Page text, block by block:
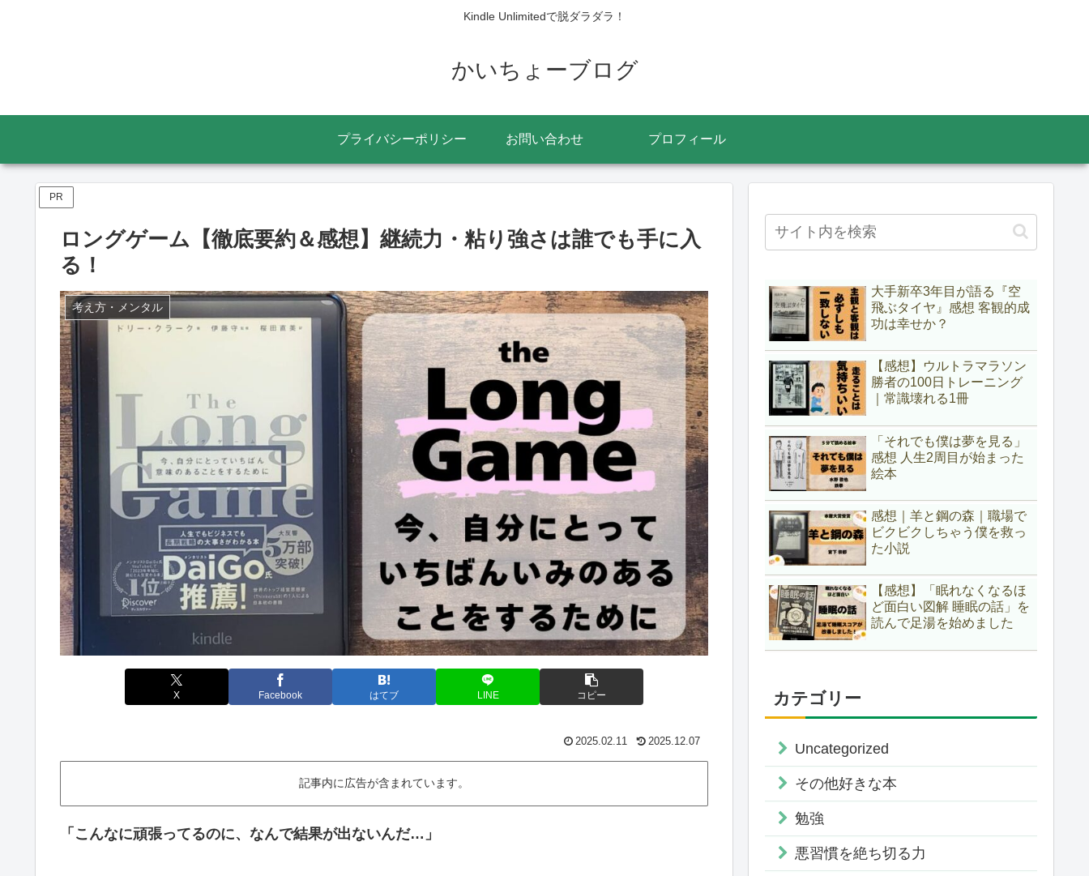
Kindle Unlimitedで脱ダラダラ！
かいちょーブログ
プライバシーポリシー お問い合わせ プロフィール
PR
ロングゲーム【徹底要約＆感想】継続力・粘り強さは誰でも手に入
る！
考え方・メンタル
X Facebook はてブ LINE コピー
2025.02.11 2025.12.07
記事内に広告が含まれています。
「こんなに頑張ってるのに、なんで結果が出ないんだ…」
大手新卒3年目が語る『空
飛ぶタイヤ』感想 客観的成
功は幸せか？
【感想】ウルトラマラソン
勝者の100日トレーニング
｜常識壊れる1冊
「それでも僕は夢を見る」
感想 人生2周目が始まった
絵本
感想｜羊と鋼の森｜職場で
ビクビクしちゃう僕を救っ
た小説
【感想】「眠れなくなるほ
ど面白い図解 睡眠の話」を
読んで足湯を始めました
カテゴリー
Uncategorized
その他好きな本
勉強
悪習慣を絶ち切る力